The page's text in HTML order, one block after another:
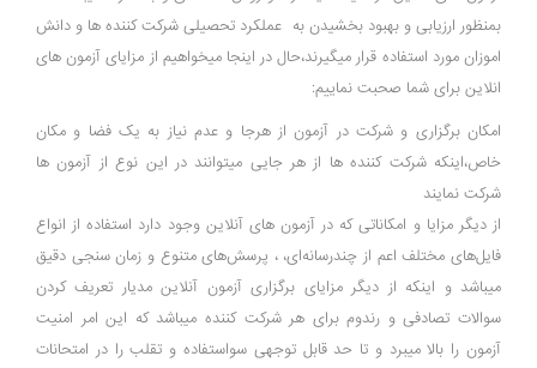
بمنظور ارزیابی و بهبود بخشیدن به عملکرد تحصیلی شرکت کننده ها و دانش
اموزان مورد استفاده قرار میگیرند،حال در اینجا میخواهیم از مزایای آزمون های
انلاین برای شما صحبت نماییم:
امکان برگزاری و شرکت در آزمون از هرجا و عدم نیاز به یک فضا و مکان
خاص،اینکه شرکت کننده ها از هر جایی میتوانند در این نوع از آزمون ها
شرکت نمایند
از دیگر مزایا و امکاناتی که در آزمون های آنلاین وجود دارد استفاده از انواع
فایل‌های مختلف اعم از چندرسانه‌ای، ، پرسش‌های متنوع و زمان سنجی دقیق
میباشد و اینکه از دیگر مزایای برگزاری آزمون آنلاین مدیار تعریف کردن
سوالات تصادفی و رندوم برای هر شرکت کننده میباشد که این امر امنیت
آزمون را بالا میبرد و تا حد قابل توجهی سواستفاده و تقلب را در امتحانات